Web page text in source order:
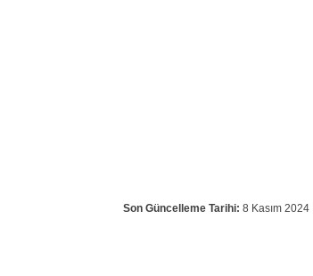
Son Güncelleme Tarihi: 8 Kasım 2024